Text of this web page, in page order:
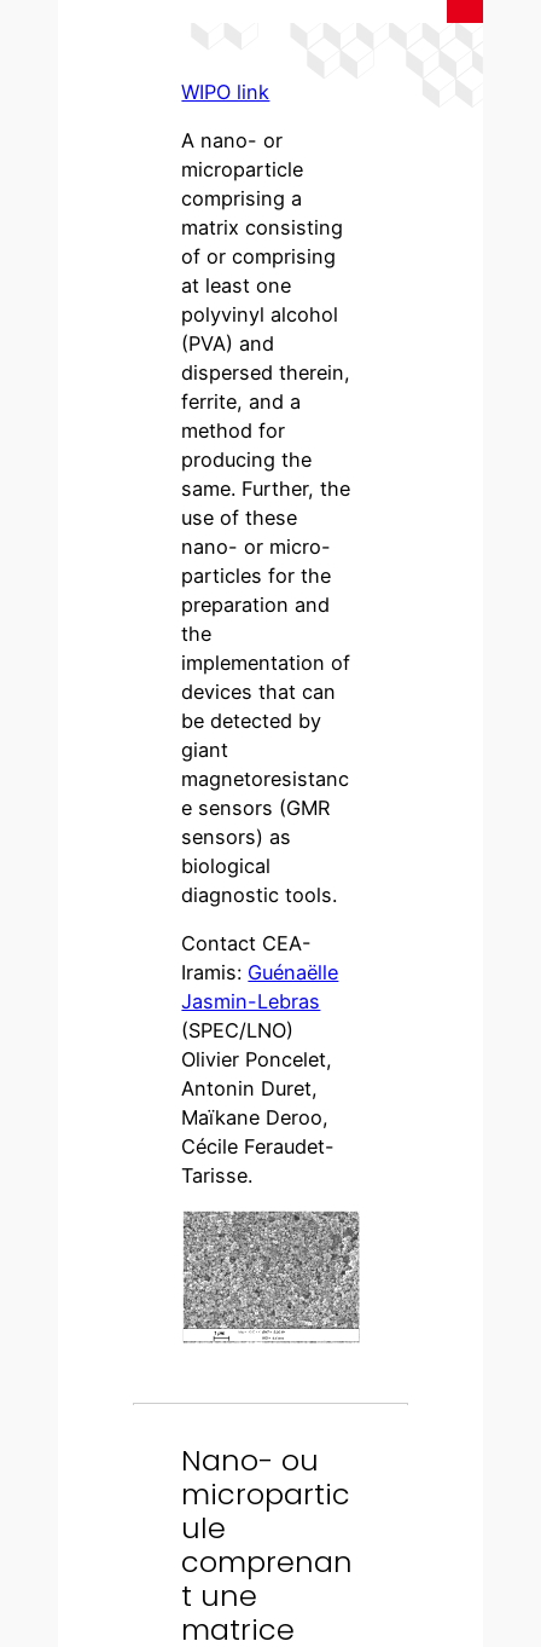
WIPO link
A nano- or
microparticle
comprising a
matrix consisting
of or comprising
at least one
polyvinyl alcohol
(PVA) and
dispersed therein,
ferrite, and a
method for
producing the
same. Further, the
use of these
nano- or micro-
particles for the
preparation and
the
implementation of
devices that can
be detected by
giant
magnetoresistanc
e sensors (GMR
sensors) as
biological
diagnostic tools.
Contact CEA-
Iramis: Guénaëlle
Jasmin-Lebras
(SPEC/LNO)
Olivier Poncelet,
Antonin Duret,
Maïkane Deroo,
Cécile Feraudet-
Tarisse.
Nano- ou
micropartic
ule
comprenan
t une
matrice